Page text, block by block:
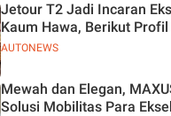
AUTONEWS
Jetour T2 Jadi Incaran
Kaum Hawa, Berikut
Mewah dan Elegan,
Solusi Mobilitas Para